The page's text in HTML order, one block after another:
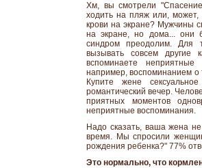
Хм, вы смотрели
ходить на пляж или,
крови на экране? Мужчины
на экране, но дома... они
синдром преодолим. Для
вызывать совсем другие
вспоминаете
например, воспоминанием о
Купите жене
романтический вечер.
приятных моментов
неприятные воспоминания.
Надо сказать, ваша жена
время. Мы спросили
рождения ребенка?" 77%
Это нормально, что